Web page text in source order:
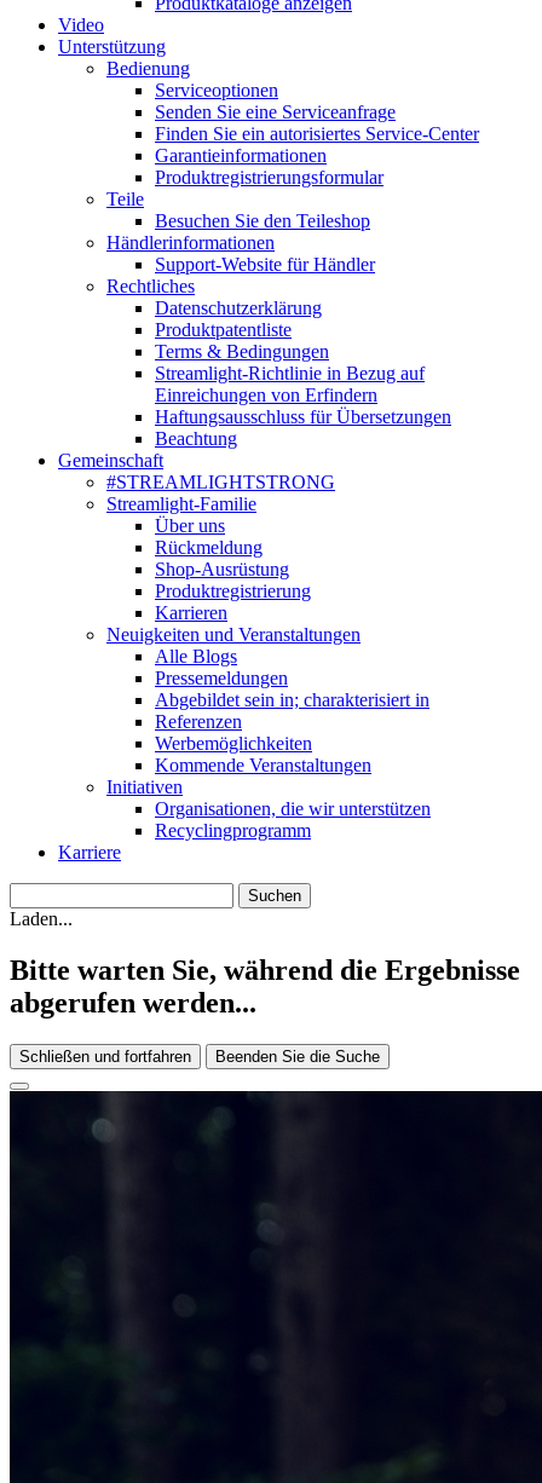
Video
Unterstützung
Bedienung
Serviceoptionen
Senden Sie eine Serviceanfrage
Finden Sie ein autorisiertes Service-Center
Garantieinformationen
Produktregistrierungsformular
Teile
Besuchen Sie den Teileshop
Händlerinformationen
Support-Website für Händler
Rechtliches
Datenschutzerklärung
Produktpatentliste
Terms & Bedingungen
Streamlight-Richtlinie in Bezug auf
Einreichungen von Erfindern
Haftungsausschluss für Übersetzungen
Beachtung
Gemeinschaft
#STREAMLIGHTSTRONG
Streamlight-Familie
Über uns
Rückmeldung
Shop-Ausrüstung
Produktregistrierung
Karrieren
Neuigkeiten und Veranstaltungen
Alle Blogs
Pressemeldungen
Abgebildet sein in; charakterisiert in
Referenzen
Werbemöglichkeiten
Kommende Veranstaltungen
Initiativen
Organisationen, die wir unterstützen
Recyclingprogramm
Karriere
Laden...
Bitte warten Sie, während die Ergebnisse
abgerufen werden...
Schließen und fortfahren Beenden Sie die Suche